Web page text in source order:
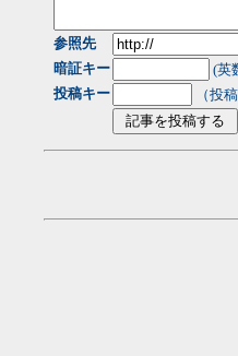
参照先
暗証キー
(英
投稿キー
（投